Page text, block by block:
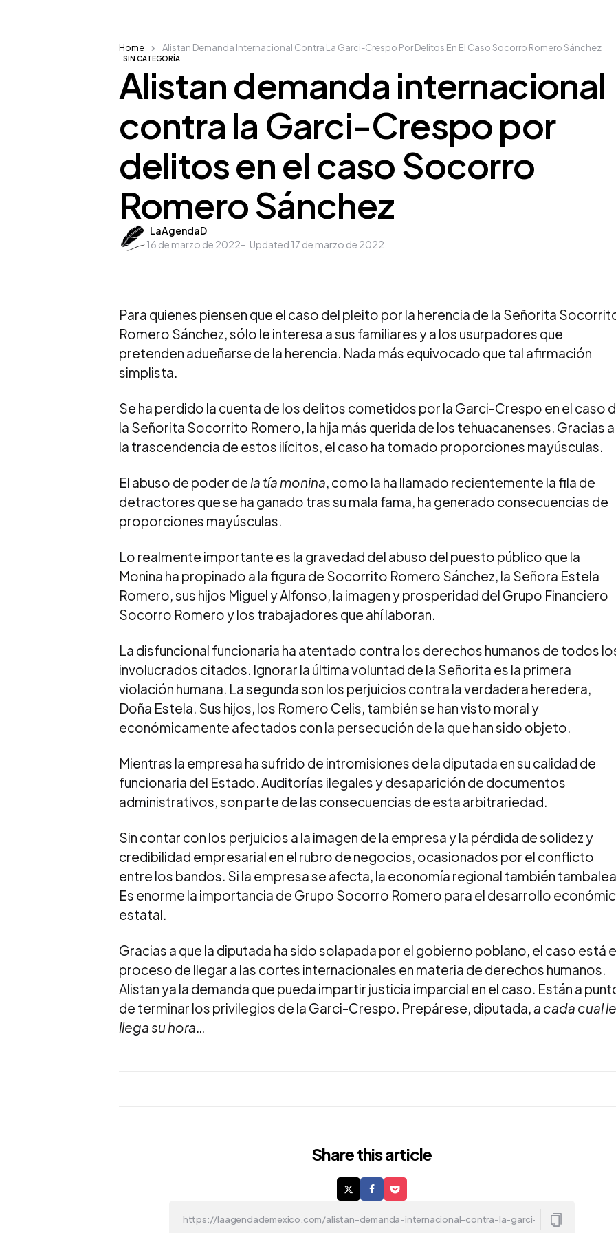
SIN CATEGORÍA
Alistan demanda internacional
contra la Garci-Crespo por
delitos en el caso Socorro
Romero Sánchez
Posted
by
LaAgendaD
16 de marzo de 2022
Updated 17 de marzo de 2022
Home Alistan Demanda Internacional Contra La Garci-Crespo Por Delitos En El Caso Socorro Romero Sánchez
Para quienes piensen que el caso del pleito por la herencia de la Señorita
Romero Sánchez, sólo le interesa a sus familiares y a los usurpadores que
pretenden adueñarse de la herencia. Nada más equivocado que tal afirmación
simplista.
Se ha perdido la cuenta de los delitos cometidos por la Garci-Crespo en el caso
la Señorita Socorrito Romero, la hija más querida de los tehuacanenses. Gracias a
la trascendencia de estos ilícitos, el caso ha tomado proporciones mayúsculas.
El abuso de poder de la tía monina, como la ha llamado recientemente la fila de
detractores que se ha ganado tras su mala fama, ha generado consecuencias de
proporciones mayúsculas.
Lo realmente importante es la gravedad del abuso del puesto público que la
Monina ha propinado a la figura de Socorrito Romero Sánchez, la Señora Estela
Romero, sus hijos Miguel y Alfonso, la imagen y prosperidad del Grupo Financiero
Socorro Romero y los trabajadores que ahí laboran.
La disfuncional funcionaria ha atentado contra los derechos humanos de todos
involucrados citados. Ignorar la última voluntad de la Señorita es la primera
violación humana. La segunda son los perjuicios contra la verdadera heredera,
Doña Estela. Sus hijos, los Romero Celis, también se han visto moral y
económicamente afectados con la persecución de la que han sido objeto.
Mientras la empresa ha sufrido de intromisiones de la diputada en su calidad de
funcionaria del Estado. Auditorías ilegales y desaparición de documentos
administrativos, son parte de las consecuencias de esta arbitrariedad.
Sin contar con los perjuicios a la imagen de la empresa y la pérdida de solidez y
credibilidad empresarial en el rubro de negocios, ocasionados por el conflicto
entre los bandos. Si la empresa se afecta, la economía regional también
Es enorme la importancia de Grupo Socorro Romero para el desarrollo
estatal.
Gracias a que la diputada ha sido solapada por el gobierno poblano, el caso está
proceso de llegar a las cortes internacionales en materia de derechos humanos.
Alistan ya la demanda que pueda impartir justicia imparcial en el caso. Están a
de terminar los privilegios de la Garci-Crespo. Prepárese, diputada, a cada cual le
llega su hora…
Sharethis article